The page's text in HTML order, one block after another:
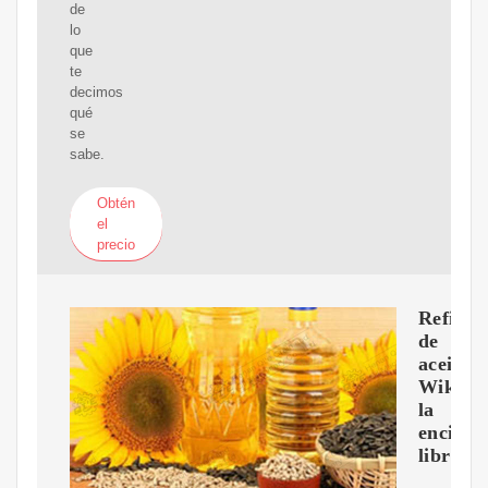
de
lo
que
te
decimos
qué
se
sabe.
Obtén
el
precio
de
aceite-
la
libre